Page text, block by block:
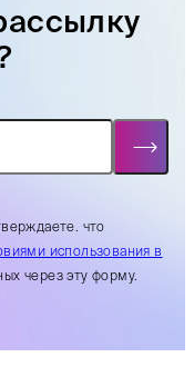
что
использования в
через эту форму.